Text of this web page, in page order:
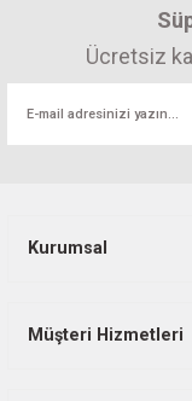
Ücretsiz
Kurumsal
Müşteri Hizmetleri